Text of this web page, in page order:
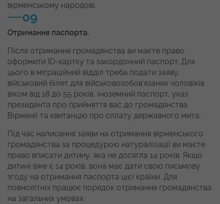
вірменському народові.
09
Отримання паспорта.
Після отримання громадянства ви маєте право
оформити ID-картку та закордонний паспорт. Для
цього в міграційний відділ треба подати заяву,
військовий білет для військовозобов’язаних чоловіків
віком від 18 до 55 років, іноземний паспорт, указ
президента про прийняття вас до громадянства
Вірменії та квитанцію про сплату державного мита.
Під час написання заяви на отримання вірменського
громадянства за процедурою натуралізації ви маєте
право вписати дитину, яка не досягла 14 років. Якщо
дитині вже є 14 років, вона має дати свою письмову
згоду на отримання паспорта цієї країни. Для
повнолітніх працює порядок отримання громадянства
на загальних умовах.